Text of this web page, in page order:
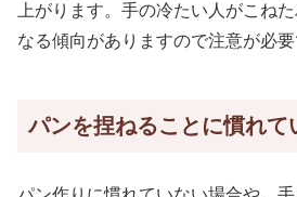
上がります。手の冷たい人がこね
なる傾向がありますので注意が必要
パンを捏ねることに慣れて